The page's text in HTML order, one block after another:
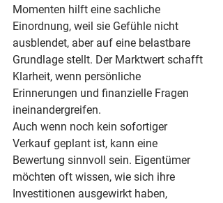
Momenten hilft eine sachliche
Einordnung, weil sie Gefühle nicht
ausblendet, aber auf eine belastbare
Grundlage stellt. Der Marktwert schafft
Klarheit, wenn persönliche
Erinnerungen und finanzielle Fragen
ineinandergreifen.
Auch wenn noch kein sofortiger
Verkauf geplant ist, kann eine
Bewertung sinnvoll sein. Eigentümer
möchten oft wissen, wie sich ihre
Investitionen ausgewirkt haben,